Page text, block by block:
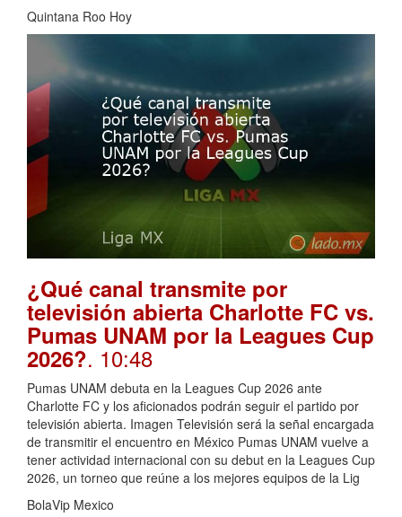
Quintana Roo Hoy
¿Qué canal transmite por
televisión abierta Charlotte FC vs.
Pumas UNAM por la Leagues Cup
2026?. 10:48
Pumas UNAM debuta en la Leagues Cup 2026 ante
Charlotte FC y los aficionados podrán seguir el partido por
televisión abierta. Imagen Televisión será la señal encargada
de transmitir el encuentro en México Pumas UNAM vuelve a
tener actividad internacional con su debut en la Leagues Cup
2026, un torneo que reúne a los mejores equipos de la Lig
BolaVip Mexico